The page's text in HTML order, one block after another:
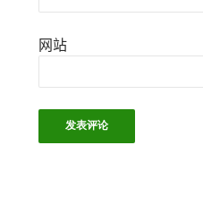
网站